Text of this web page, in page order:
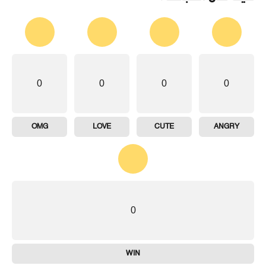
0
ANGRY
0
CUTE
0
LOVE
0
OMG
0
WIN